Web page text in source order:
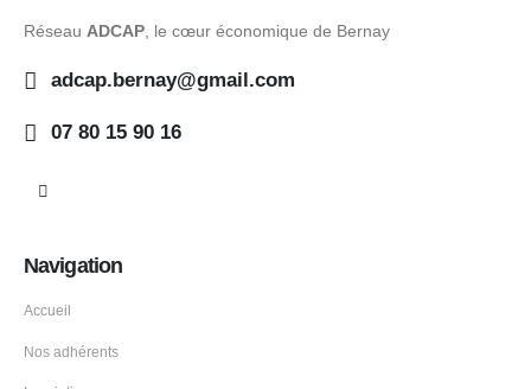
Réseau ADCAP , le cœur économique de Bernay
adcap.bernay@gmail.com
07 80 15 90 16
Navigation
Accueil
Nos adhérents